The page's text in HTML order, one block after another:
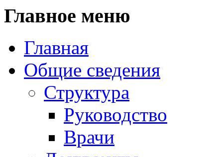
Главное меню
Главная
Общие сведения
Структура
Руководство
Врачи